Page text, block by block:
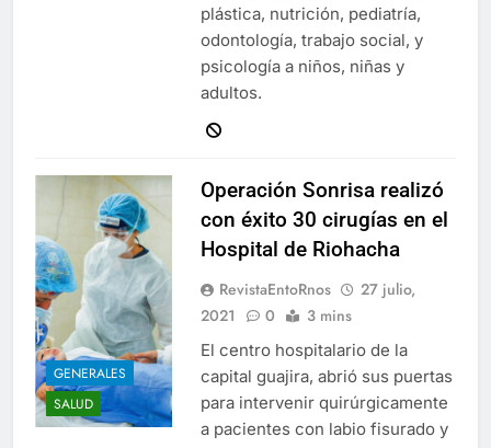
plástica, nutrición, pediatría,
odontología, trabajo social, y
psicología a niños, niñas y
adultos.
GENERALES
SALUD
Operación Sonrisa realizó
con éxito 30 cirugías en el
Hospital de Riohacha
RevistaEntoRnos
27 julio,
2021
0 3 mins
El centro hospitalario de la
capital guajira, abrió sus puertas
para intervenir quirúrgicamente
a pacientes con labio fisurado y